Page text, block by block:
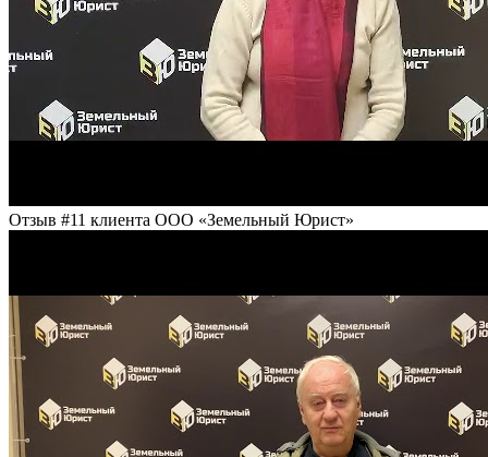
Отзыв #11 клиента ООО «Земельный Юрист»